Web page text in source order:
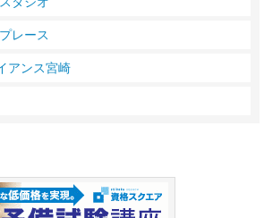
レース
アンス宮崎